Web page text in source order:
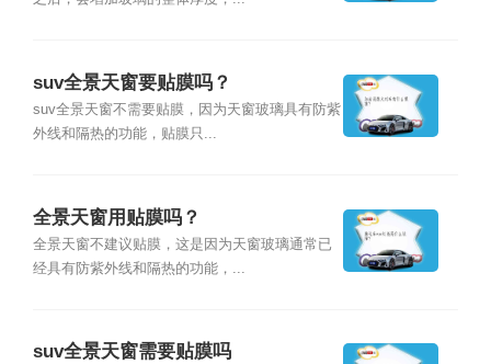
suv全景天窗要贴膜吗？
suv全景天窗不需要贴膜，因为天窗玻璃具有防紫
外线和隔热的功能，贴膜只...
全景天窗用贴膜吗？
全景天窗不建议贴膜，这是因为天窗玻璃通常已
经具有防紫外线和隔热的功能，...
suv全景天窗需要贴膜吗